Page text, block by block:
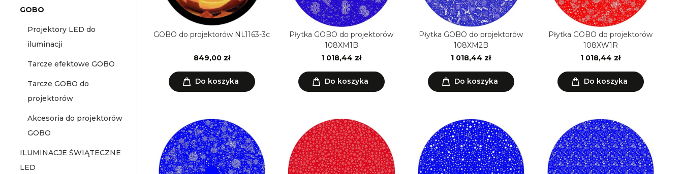
GOBO
Projektory LED do
iluminacji
Tarcze efektowe GOBO
Tarcze GOBO do
projektorów
Akcesoria do projektorów
GOBO
ILUMINACJE ŚWIĄTECZNE
LED
GOBO do projektorów NL1163-3c
849,00 zł
Do koszyka
Płytka GOBO do projektorów
108XM1B
1 018,44 zł
Do koszyka
Płytka GOBO do projektorów
108XM2B
1 018,44 zł
Do koszyka
Płytka GOBO do projektorów
108XW1R
1 018,44 zł
Do koszyka